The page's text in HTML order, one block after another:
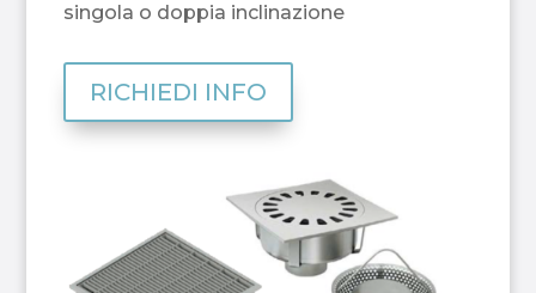
singola o doppia inclinazione
RICHIEDI INFO